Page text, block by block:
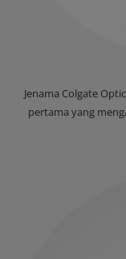
‌Jenama Colgate
pertama yang